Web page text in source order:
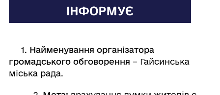
1. Найменування організатора
громадського обговорення – Гайсинська
міська рада.